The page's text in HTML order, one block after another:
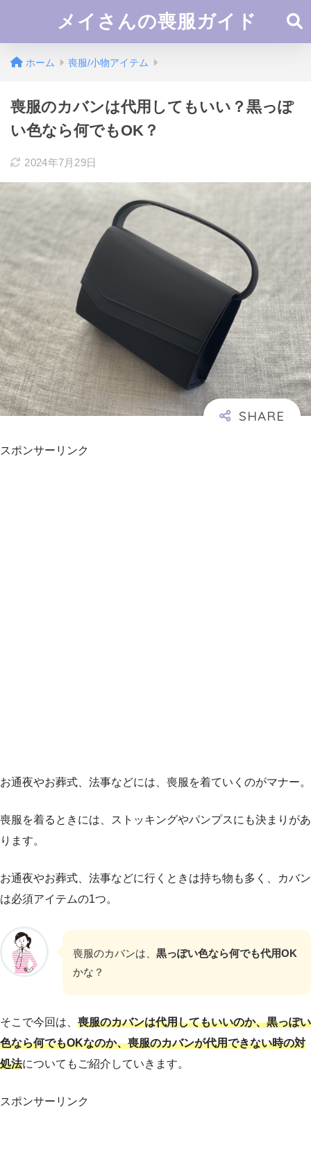
メイさんの喪服ガイド
ホーム 喪服/小物アイテム
喪服のカバンは代用してもいい？黒っぽ
い色なら何でもOK？
2024年7月29日
スポンサーリンク
お通夜やお葬式、法事などには、喪服を着ていくのがマナー。
喪服を着るときには、ストッキングやパンプスにも決まりがあ
ります。
お通夜やお葬式、法事などに行くときは持ち物も多く、カバン
は必須アイテムの1つ。
喪服のカバンは、 黒っぽい色なら何でも代用OK
かな？
そこで今回は、 喪服のカバンは代用してもいいのか、黒っぽい
色なら何でもOKなのか、喪服のカバンが代用できない時の対
処法についてもご紹介していきます。
スポンサーリンク